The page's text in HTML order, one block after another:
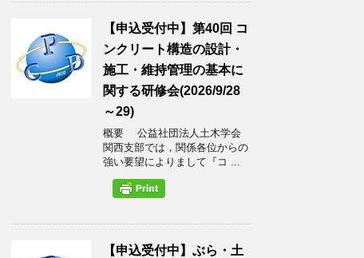
【申込受付中】第40回 コ
ンクリート構造の設計・
施工・維持管理の基本に
関する研修会(2026/9/28
～29)
概要 公益社団法人土木学会
関西支部では，関係各位からの
強い要望によりまして『コ ...
【申込受付中】ぶら・土